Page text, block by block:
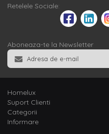
Retelele Sociale:
Aboneaza-te la Newsletter
Homelux
Suport Clienti
Categorii
Informare